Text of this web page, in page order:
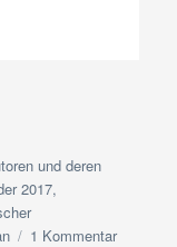
und deren
2017,
1 Kommentarzu